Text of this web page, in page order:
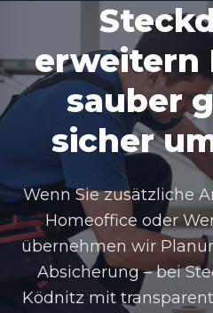
erweitern
sauber
sicher
Wenn Sie zusätzliche
Homeoffice oder
übernehmen wir
Absicherung – bei
Ködnitz mit